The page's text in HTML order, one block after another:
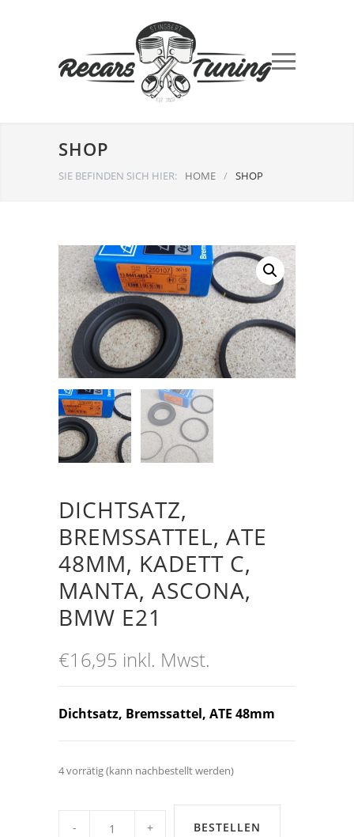
SHOP
SIE BEFINDEN SICH HIER: HOME / SHOP
DICHTSATZ,
BREMSSATTEL, ATE
48MM, KADETT C,
MANTA, ASCONA,
BMW E21
€16,95 inkl. Mwst.
Dichtsatz, Bremssattel, ATE 48mm
4 vorrätig (kann nachbestellt werden)
Bremssattel, BESTELLEN